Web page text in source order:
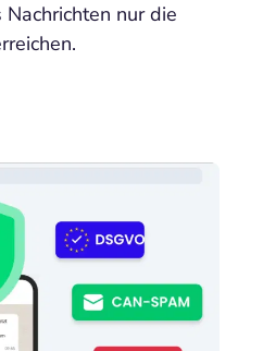
nur die